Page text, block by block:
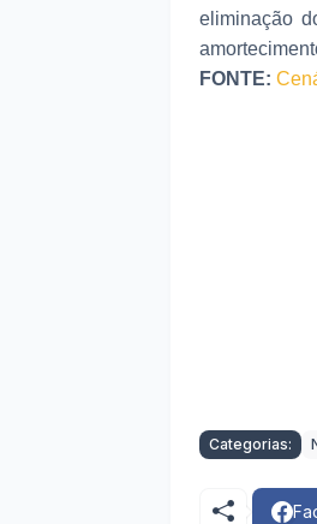
eliminação
FONTE:
Categorias: